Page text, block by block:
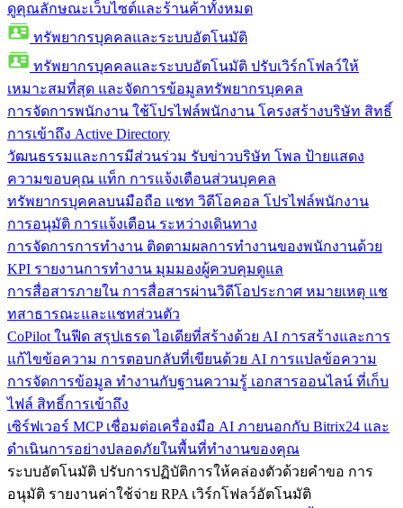
ดูคุณลักษณะเว็บไซต์และร้านค้าทั้งหมด
ทรัพยากรบุคคลและระบบอัตโนมัติ
ทรัพยากรบุคคลและระบบอัตโนมัติ ปรับเวิร์กโฟลว์ให้
เหมาะสมที่สุด และจัดการข้อมูลทรัพยากรบุคคล
การจัดการพนักงาน ใช้โปรไฟล์พนักงาน โครงสร้างบริษัท สิทธิ์
การเข้าถึง Active Directory
วัฒนธรรมและการมีส่วนร่วม รับข่าวบริษัท โพล ป้ายแสดง
ความขอบคุณ แท็ก การแจ้งเตือนส่วนบุคคล
ทรัพยากรบุคคลบนมือถือ แชท วิดีโอคอล โปรไฟล์พนักงาน
การอนุมัติ การแจ้งเตือน ระหว่างเดินทาง
การจัดการการทำงาน ติดตามผลการทำงานของพนักงานด้วย
KPI รายงานการทำงาน มุมมองผู้ควบคุมดูแล
การสื่อสารภายใน การสื่อสารผ่านวิดีโอประกาศ หมายเหตุ แช
ทสาธารณะและแชทส่วนตัว
CoPilot ในฟีด สรุปเธรด ไอเดียที่สร้างด้วย AI การสร้างและการ
แก้ไขข้อความ การตอบกลับที่เขียนด้วย AI การแปลข้อความ
การจัดการข้อมูล ทำงานกับฐานความรู้ เอกสารออนไลน์ ที่เก็บ
ไฟล์ สิทธิ์การเข้าถึง
เซิร์ฟเวอร์ MCP เชื่อมต่อเครื่องมือ AI ภายนอกกับ Bitrix24 และ
ดำเนินการอย่างปลอดภัยในพื้นที่ทำงานของคุณ
ระบบอัตโนมัติ ปรับการปฏิบัติการให้คล่องตัวด้วยคำขอ การ
อนุมัติ รายงานค่าใช้จ่าย RPA เวิร์กโฟลว์อัตโนมัติ